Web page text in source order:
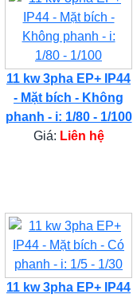
11 kw 3pha EP+ IP44
- Mặt bích - Không
phanh - i: 1/80 - 1/100
Giá: Liên hệ
11 kw 3pha EP+ IP44